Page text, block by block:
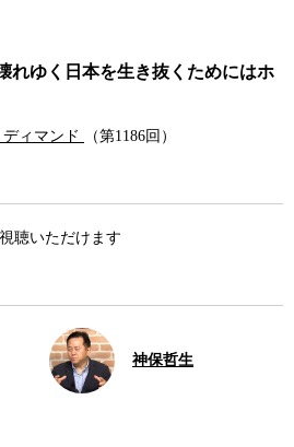
れゆく日本を生き抜くためにはホ
ィマンド （第1186回）
聴いただけます
神保哲生